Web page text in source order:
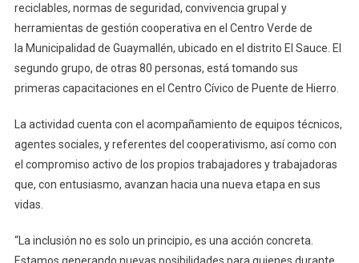
reciclables, normas de seguridad, convivencia grupal y
herramientas de gestión cooperativa en el Centro Verde de
la Municipalidad de Guaymallén, ubicado en el distrito El Sauce. El
segundo grupo, de otras 80 personas, está tomando sus
primeras capacitaciones en el Centro Cívico de Puente de Hierro.
La actividad cuenta con el acompañamiento de equipos técnicos,
agentes sociales, y referentes del cooperativismo, así como con
el compromiso activo de los propios trabajadores y trabajadoras
que, con entusiasmo, avanzan hacia una nueva etapa en sus
vidas.
“La inclusión no es solo un principio, es una acción concreta.
Estamos generando nuevas posibilidades para quienes durante